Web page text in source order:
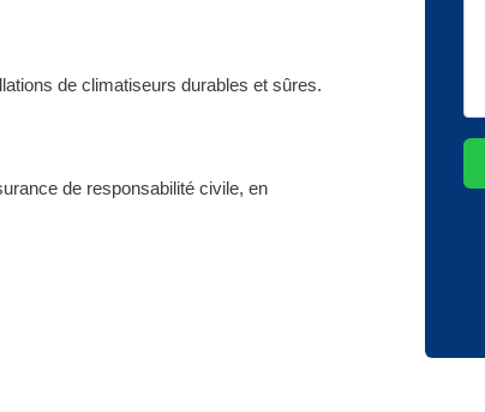
de climatiseurs durables et sûres.
de responsabilité civile, en